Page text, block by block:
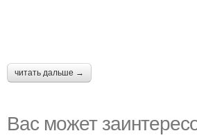
читать дальше →
Вас может